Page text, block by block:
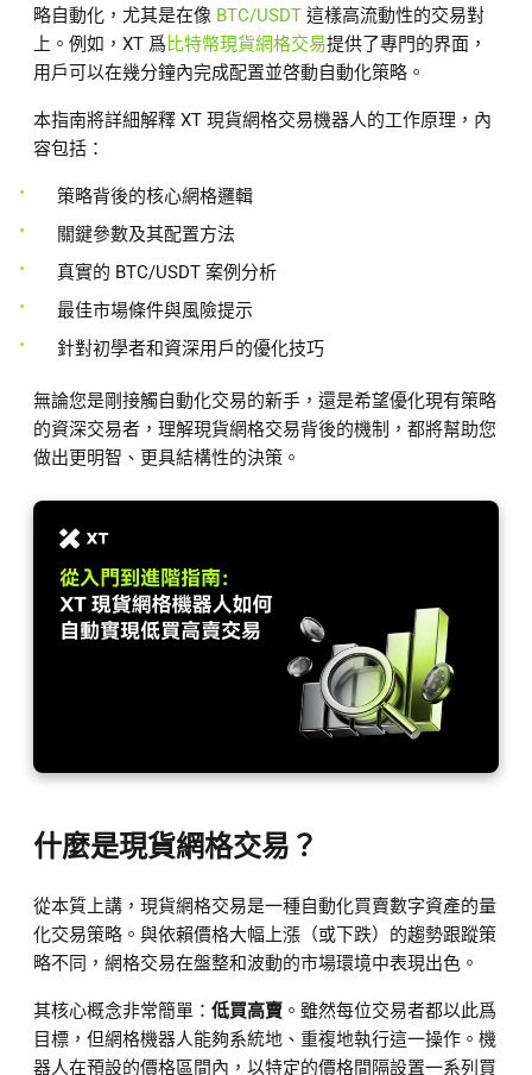
略自動化，尤其是在像 BTC/USDT 這樣高流動性的交易對
上。例如，XT 爲比特幣現貨網格交易提供了專門的界面，
用戶可以在幾分鐘內完成配置並啓動自動化策略。
本指南將詳細解釋 XT 現貨網格交易機器人的工作原理，內
容包括：
策略背後的核心網格邏輯
關鍵參數及其配置方法
真實的 BTC/USDT 案例分析
最佳市場條件與風險提示
針對初學者和資深用戶的優化技巧
無論您是剛接觸自動化交易的新手，還是希望優化現有策略
的資深交易者，理解現貨網格交易背後的機制，都將幫助您
做出更明智、更具結構性的決策。
什麼是現貨網格交易？
從本質上講，現貨網格交易是一種自動化買賣數字資產的量
化交易策略。與依賴價格大幅上漲（或下跌）的趨勢跟蹤策
略不同，網格交易在盤整和波動的市場環境中表現出色。
其核心概念非常簡單： 低買高賣 。雖然每位交易者都以此爲
目標，但網格機器人能夠系統地、重複地執行這一操作。機
器人在預設的價格區間內，以特定的價格間隔設置一系列買